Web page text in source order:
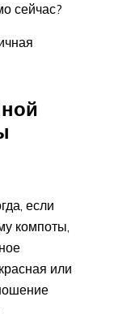
сейчас?
если
компоты,
или